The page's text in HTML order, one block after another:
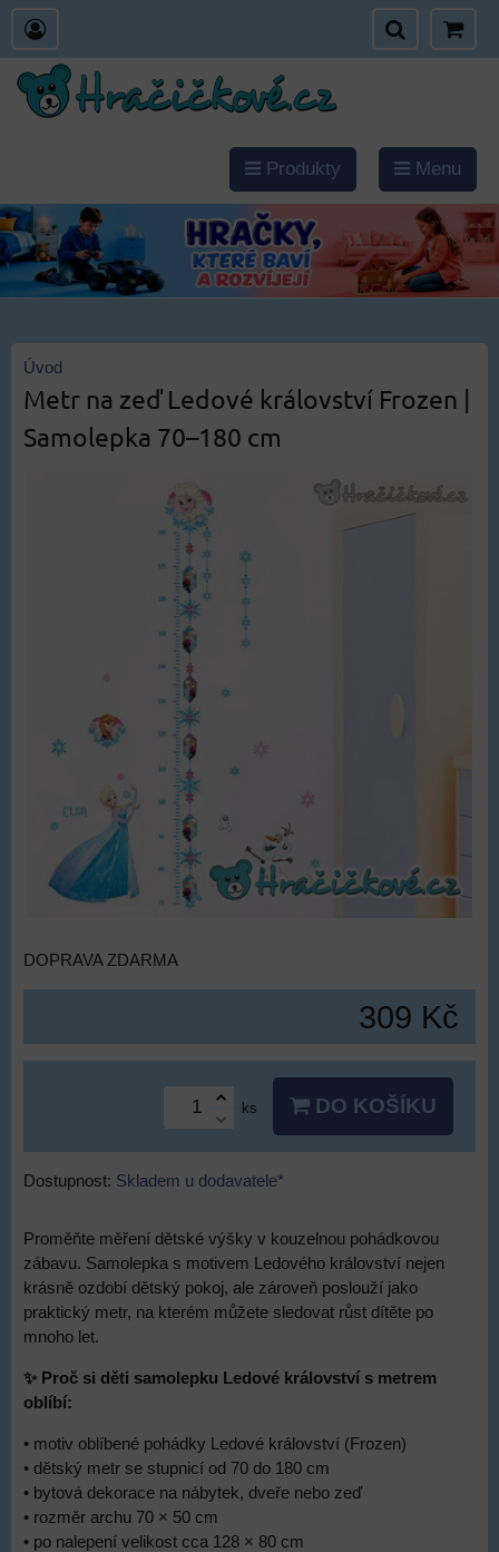
Produkty Menu
Úvod
Metr na zeď Ledové království Frozen |
Samolepka 70–180 cm
DOPRAVA ZDARMA
309 Kč
ks DO KOŠÍKU
Dostupnost: Skladem u dodavatele*
Proměňte měření dětské výšky v kouzelnou pohádkovou
zábavu. Samolepka s motivem Ledového království nejen
krásně ozdobí dětský pokoj, ale zároveň poslouží jako
praktický metr, na kterém můžete sledovat růst dítěte po
mnoho let.
✨ Proč si děti samolepku Ledové království s metrem
oblíbí:
• motiv oblíbené pohádky Ledové království (Frozen)
• dětský metr se stupnicí od 70 do 180 cm
• bytová dekorace na nábytek, dveře nebo zeď
• rozměr archu 70 × 50 cm
• po nalepení velikost cca 128 × 80 cm